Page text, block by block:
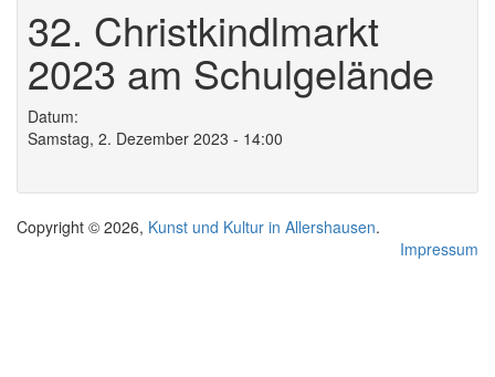
32. Christkindlmarkt
2023 am Schulgelände
Datum:
Samstag, 2. Dezember 2023 - 14:00
Copyright © 2026, Kunst und Kultur in Allershausen.
Impressum